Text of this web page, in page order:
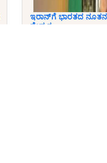
ಇರಾನ್‌ಗೆ ಭಾರತದ
ನೇಮಕ